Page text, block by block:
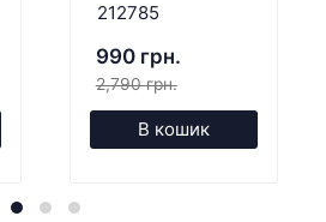
212785
990 грн.
2,790 грн.
В кошик